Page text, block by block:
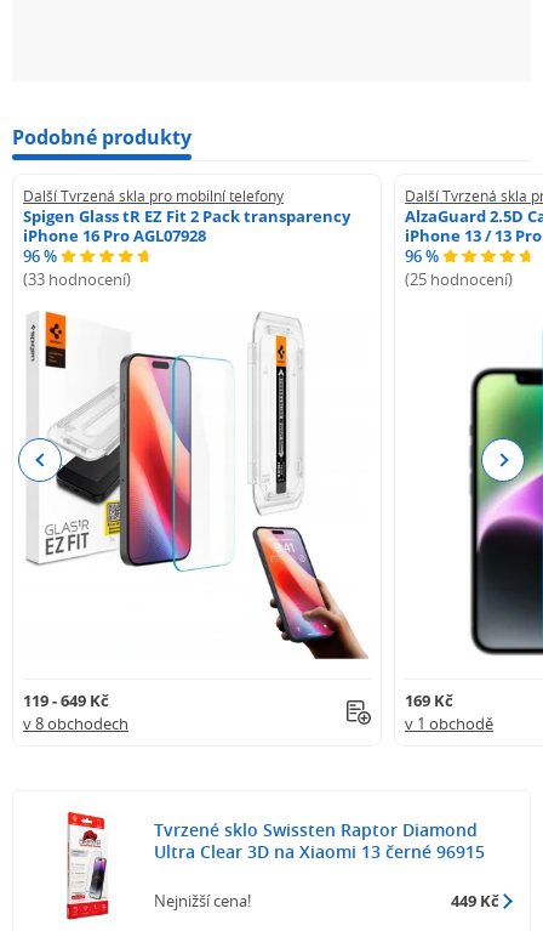
Ochranné sklo je určeno pro model Xiaomi 13.
Podobné produkty
Další Tvrzená skla pro mobilní telefony
Spigen Glass tR EZ Fit 2 Pack transparency
iPhone 16 Pro AGL07928
96 %
(33 hodnocení)
119 - 649 Kč
v 8 obchodech
Další Tvrzená skla
AlzaGuard 2.5D
iPhone 13 / 13 Pro
96 %
(25 hodnocení)
169 Kč
v 1 obchodě
Previous Next
Tvrzené sklo Swissten Raptor Diamond
Ultra Clear 3D na Xiaomi 13 černé 96915
Nejnižší cena! 449 Kč